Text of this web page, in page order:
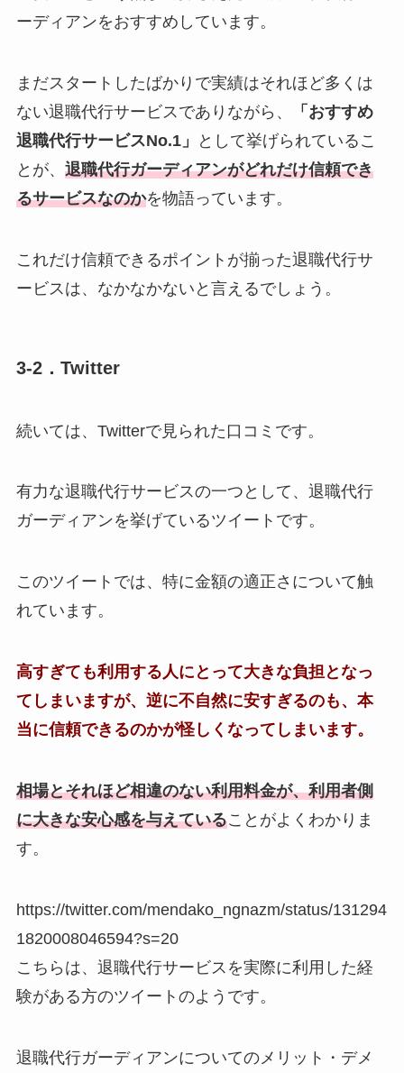
ーディアンをおすすめしています。
まだスタートしたばかりで実績はそれほど多くは
ない退職代行サービスでありながら、
「おすすめ
退職代行サービスNo.1」
として挙げられているこ
とが、 退職代行ガーディアンがどれだけ信頼でき
るサービスなのかを物語っています。
これだけ信頼できるポイントが揃った退職代行サ
ービスは、なかなかないと言えるでしょう。
3-2．Twitter
続いては、Twitterで見られた口コミです。
有力な退職代行サービスの一つとして、退職代行
ガーディアンを挙げているツイートです。
このツイートでは、特に金額の適正さについて触
れています。
高すぎても利用する人にとって大きな負担となっ
てしまいますが、逆に不自然に安すぎるのも、本
当に信頼できるのかが怪しくなってしまいます。
相場とそれほど相違のない利用料金が、利用者側
に大きな安心感を与えていることがよくわかりま
す。
https://twitter.com/mendako_ngnazm/status/131294
1820008046594?s=20
こちらは、退職代行サービスを実際に利用した経
験がある方のツイートのようです。
退職代行ガーディアンについてのメリット・デメ